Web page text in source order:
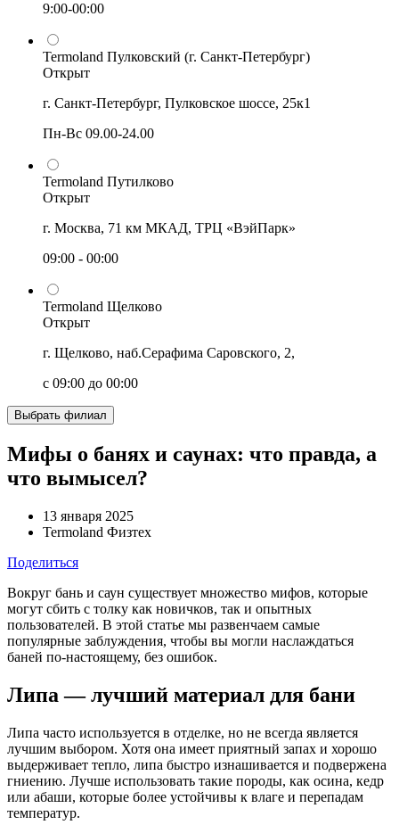
9:00-00:00
Termoland Пулковский (г. Санкт-Петербург)
Открыт
г. Санкт-Петербург, Пулковское шоссе, 25к1
Пн-Вс 09.00-24.00
Termoland Путилково
Открыт
г. Москва, 71 км МКАД, ТРЦ «ВэйПарк»
09:00 - 00:00
Termoland Щелково
Открыт
г. Щелково, наб.Серафима Саровского, 2,
с 09:00 до 00:00
Выбрать филиал
Мифы о банях и саунах: что правда, а
что вымысел?
13 января 2025
Termoland Физтех
Поделиться
Вокруг бань и саун существует множество мифов, которые
могут сбить с толку как новичков, так и опытных
пользователей. В этой статье мы развенчаем самые
популярные заблуждения, чтобы вы могли наслаждаться
баней по-настоящему, без ошибок.
Липа — лучший материал для бани
Липа часто используется в отделке, но не всегда является
лучшим выбором. Хотя она имеет приятный запах и хорошо
выдерживает тепло, липа быстро изнашивается и подвержена
гниению. Лучше использовать такие породы, как осина, кедр
или абаши, которые более устойчивы к влаге и перепадам
температур.